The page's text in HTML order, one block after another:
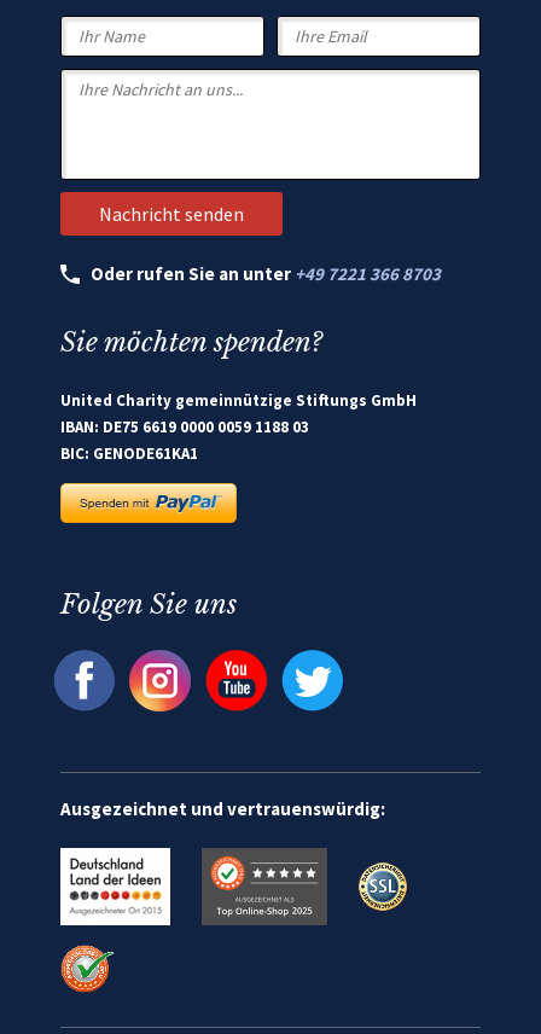
Oder rufen Sie an unter +49 7221 366 8703
Sie möchten spenden?
United Charity gemeinnützige Stiftungs GmbH
IBAN: DE75 6619 0000 0059 1188 03
BIC: GENODE61KA1
Folgen Sie uns
Ausgezeichnet und vertrauenswürdig: